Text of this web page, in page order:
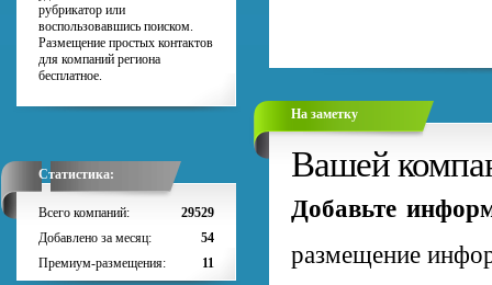
На заметку
Вашей
Добавьте
размещение
рубрикатор или
воспользовавшись поиском.
Размещение простых контактов
для компаний региона
бесплатное.
Статистика:
Всего компаний:
29529
Добавлено за месяц:
54
Премиум-размещения:
11